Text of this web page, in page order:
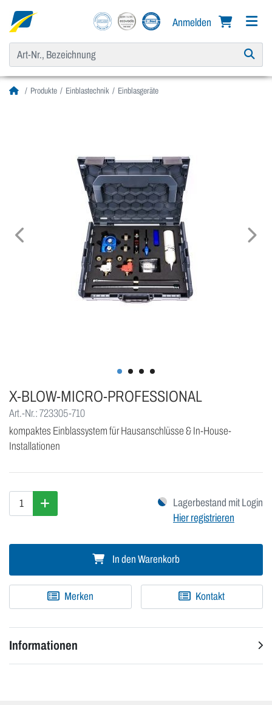
Anmelden
Produkte Einblastechnik Einblasgeräte
X-BLOW-MICRO-PROFESSIONAL
Art.-Nr.: 723305-710
kompaktes Einblassystem für Hausanschlüsse & In-House-
Installationen
Lagerbestand mit Login
Hier registrieren
In den Warenkorb
Merken Kontakt
Informationen